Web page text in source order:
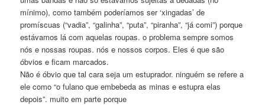
mínimo), como também poderíamos ser ‘xingadas’ de
promíscuas (“vadia”, “galinha”, “puta”, “piranha”, “já comi”) porque
estávamos lá com aquelas roupas. o problema sempre somos
nós e nossas roupas. nós e nossos corpos. Eles é que são
óbvios e ficam marcados.
Não é óbvio que tal cara seja um estuprador. ninguém se refere a
ele como “o fulano que embebeda as minas e estupra elas
depois”. muito em parte porque